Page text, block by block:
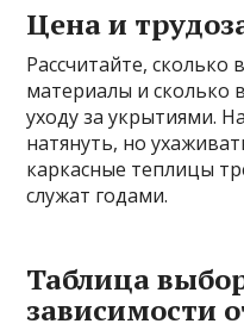
Цена и
Рассчитайте,
материалы и сколько
уходу за укрытиями.
натянуть, но
каркасные теплицы
служат годами.
Таблица
зависимости